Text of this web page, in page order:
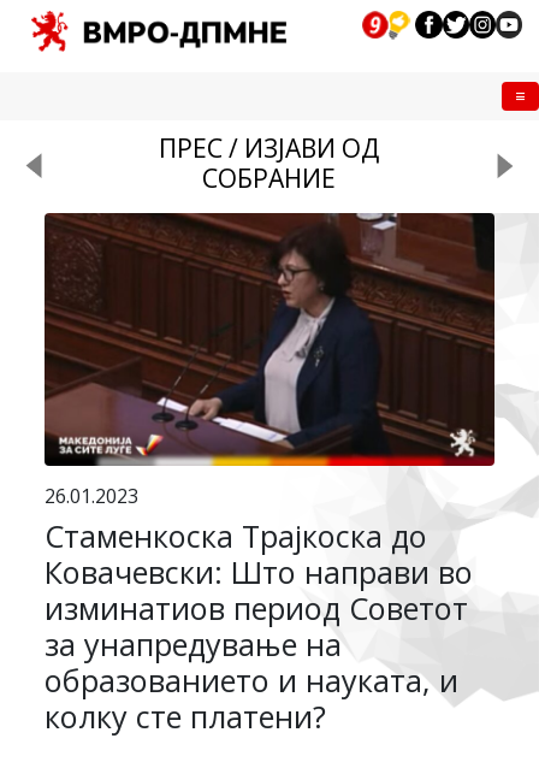
ПРЕС / ИЗЈАВИ ОД
СОБРАНИЕ
26.01.2023
Стаменкоска Трајкоска до
Ковачевски: Што направи во
изминатиов период Советот
за унапредување на
образованието и науката, и
колку сте платени?